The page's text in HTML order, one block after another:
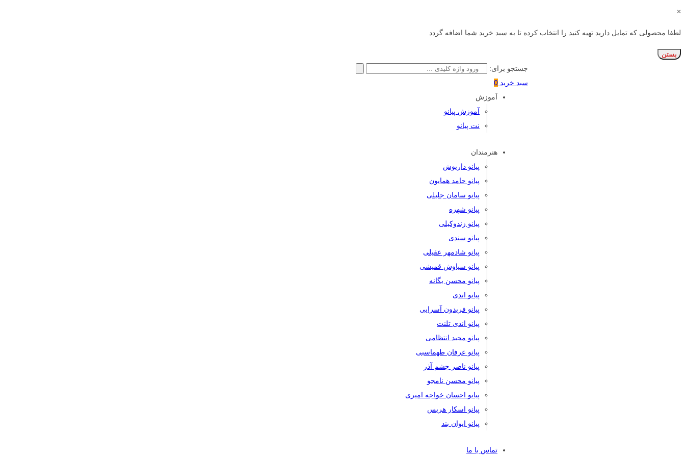
×
لطفا محصولی که تمایل دارید تهیه کنید را انتخاب کرده تا به سبد خرید شما اضافه گردد
بستن
جستجو برای:
سبد خرید 0
آموزش
آموزش پیانو
نت پیانو
هنرمندان
پیانو داریوش
پیانو حامد همایون
پیانو سامان جلیلی
پیانو شهره
پیانو زندوکیلی
پیانو سندی
پیانو شادمهر عقیلی
پیانو سیاوش قمیشی
پیانو محسن یگانه
پیانو اندی
پیانو فریدون آسرایی
پیانو اندی تلنت
پیانو مجید انتظامی
پیانو عرفان طهماسبی
پیانو ناصر چشم آذر
پیانو محسن نامجو
پیانو احسان خواجه امیری
پیانو اسکار هریس
پیانو ایوان بند
تماس با ما